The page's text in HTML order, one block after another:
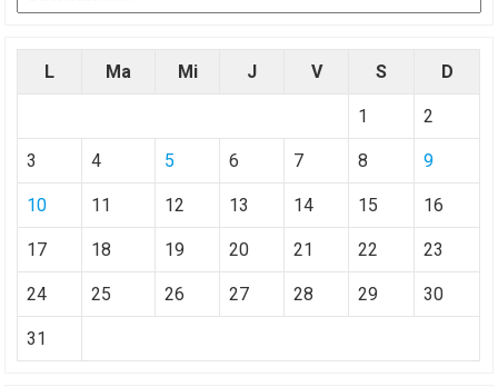
L Ma Mi J V S D
1 2
3 4 5 6 7 8 9
10 11 12 13 14 15 16
17 18 19 20 21 22 23
24 25 26 27 28 29 30
31